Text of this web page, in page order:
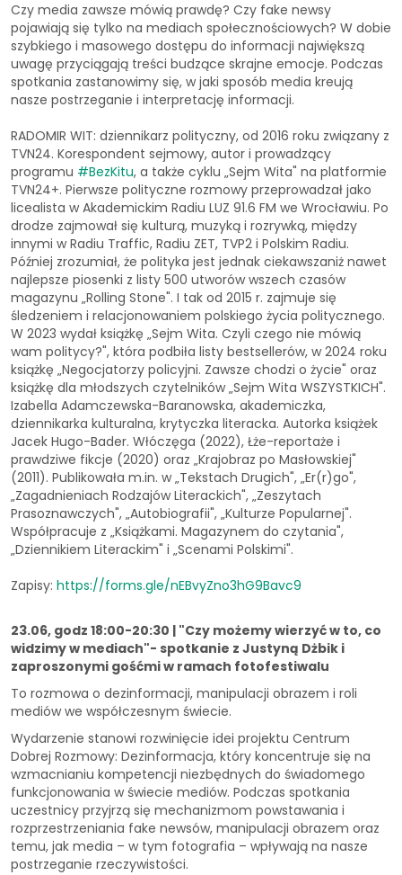
Czy media zawsze mówią prawdę? Czy fake newsy
pojawiają się tylko na mediach społecznościowych? W dobie
szybkiego i masowego dostępu do informacji największą
uwagę przyciągają treści budzące skrajne emocje. Podczas
spotkania zastanowimy się, w jaki sposób media kreują
nasze postrzeganie i interpretację informacji.
RADOMIR WIT: dziennikarz polityczny, od 2016 roku związany z
TVN24. Korespondent sejmowy, autor i prowadzący
programu #BezKitu, a także cyklu „Sejm Wita" na platformie
TVN24+. Pierwsze polityczne rozmowy przeprowadzał jako
licealista w Akademickim Radiu LUZ 91.6 FM we Wrocławiu. Po
drodze zajmował się kulturą, muzyką i rozrywką, między
innymi w Radiu Traffic, Radiu ZET, TVP2 i Polskim Radiu.
Później zrozumiał, że polityka jest jednak ciekawszaniż nawet
najlepsze piosenki z listy 500 utworów wszech czasów
magazynu „Rolling Stone". I tak od 2015 r. zajmuje się
śledzeniem i relacjonowaniem polskiego życia politycznego.
W 2023 wydał książkę „Sejm Wita. Czyli czego nie mówią
wam politycy?", która podbiła listy bestsellerów, w 2024 roku
książkę „Negocjatorzy policyjni. Zawsze chodzi o życie" oraz
książkę dla młodszych czytelników „Sejm Wita WSZYSTKICH".
Izabella Adamczewska-Baranowska, akademiczka,
dziennikarka kulturalna, krytyczka literacka. Autorka książek
Jacek Hugo-Bader. Włóczęga (2022), Łże-reportaże i
prawdziwe fikcje (2020) oraz „Krajobraz po Masłowskiej"
(2011). Publikowała m.in. w „Tekstach Drugich", „Er(r)go",
„Zagadnieniach Rodzajów Literackich", „Zeszytach
Prasoznawczych", „Autobiografii", „Kulturze Popularnej".
Współpracuje z „Książkami. Magazynem do czytania",
„Dziennikiem Literackim" i „Scenami Polskimi".
Zapisy: https://forms.gle/nEBvyZno3hG9Bavc9
23.06, godz 18:00-20:30 | "Czy możemy wierzyć w to, co
widzimy w mediach"- spotkanie z Justyną Dżbik i
zaproszonymi gośćmi w ramach fotofestiwalu
To rozmowa o dezinformacji, manipulacji obrazem i roli
mediów we współczesnym świecie.
Wydarzenie stanowi rozwinięcie idei projektu Centrum
Dobrej Rozmowy: Dezinformacja, który koncentruje się na
wzmacnianiu kompetencji niezbędnych do świadomego
funkcjonowania w świecie mediów. Podczas spotkania
uczestnicy przyjrzą się mechanizmom powstawania i
rozprzestrzeniania fake newsów, manipulacji obrazem oraz
temu, jak media – w tym fotografia – wpływają na nasze
postrzeganie rzeczywistości.